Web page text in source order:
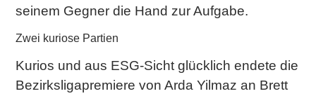
seinem Gegner die Hand zur Aufgabe.
Zwei kuriose Partien
Kurios und aus ESG-Sicht glücklich endete die
Bezirksligapremiere von Arda Yilmaz an Brett